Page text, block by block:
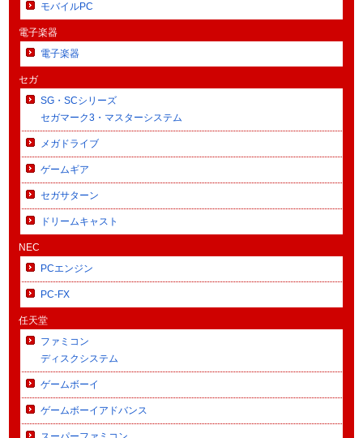
モバイルPC
電子楽器
電子楽器
セガ
SG・SCシリーズ
セガマーク3・マスターシステム
メガドライブ
ゲームギア
セガサターン
ドリームキャスト
NEC
PCエンジン
PC-FX
任天堂
ファミコン
ディスクシステム
ゲームボーイ
ゲームボーイアドバンス